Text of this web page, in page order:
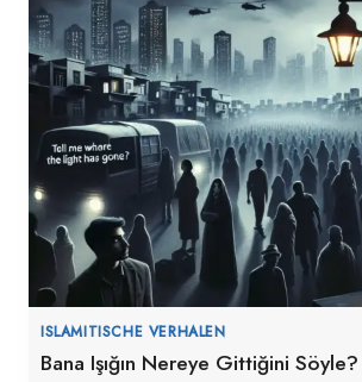
ISLAMITISCHE VERHALEN
Bana Işığın Nereye Gittiğini Söyle?